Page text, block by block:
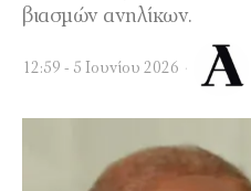
βιασμών ανηλίκων.
12:59 - 5 Ιουνίου 2026